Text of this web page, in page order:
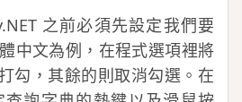
之前必須先設定我們要
中文為例，在程式選項裡將
勾，其餘的則取消勾選。在